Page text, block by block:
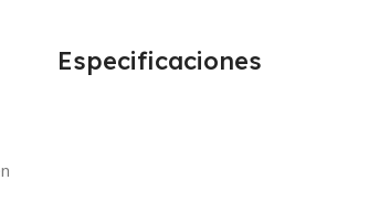
Especificaciones